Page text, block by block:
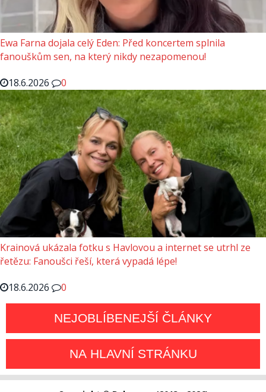
Ewa Farna dojala celý Eden: Před koncertem splnila
fanouškům sen, na který nikdy nezapomenou!
18.6.2026
0
Krainová ukázala fotku s Havlovou a internet se utrhl ze
řetězu: Fanoušci řeší, která vypadá lépe!
18.6.2026
0
NEJOBLÍBENEJŠÍ ČLÁNKY
NA HLAVNÍ STRÁNKU